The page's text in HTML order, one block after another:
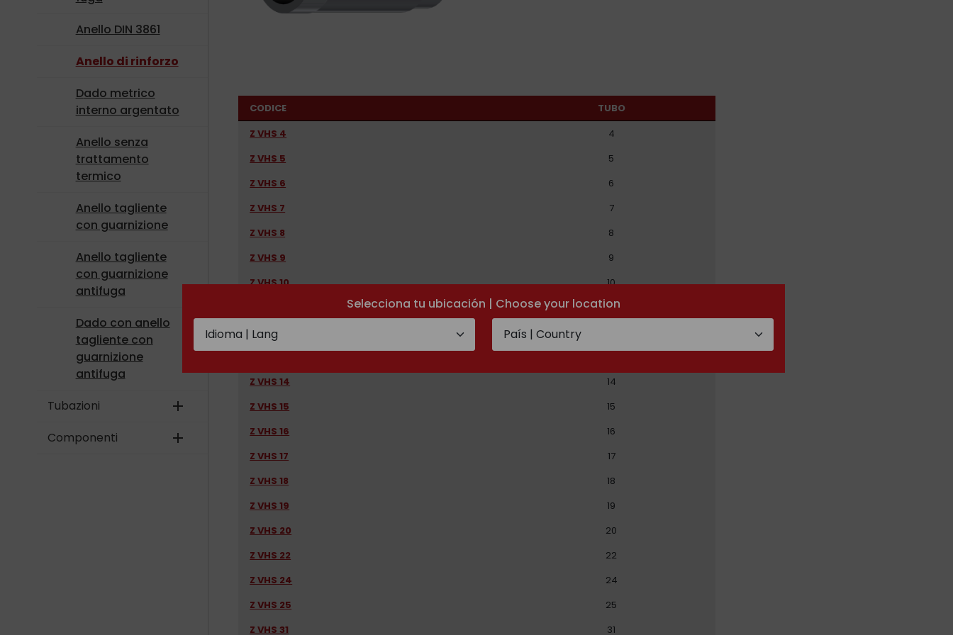
Selecciona tu ubicación | Choose your location
Anello DIN 3861
Anello di rinforzo
Dado metrico
interno argentato
Anello senza
trattamento
termico
Anello tagliente
con guarnizione
Anello tagliente
con guarnizione
antifuga
Dado con anello
tagliente con
guarnizione
antifuga
Tubazioni
add
Componenti add
CODICE
TUBO
Z VHS 4
4
Z VHS 5
5
Z VHS 6
6
Z VHS 7
7
Z VHS 8
8
Z VHS 9
9
Z VHS 10
10
11
Z VHS 12
Z VHS 14
14
Z VHS 15
15
Z VHS 16
16
Z VHS 17
17
Z VHS 18
18
Z VHS 19
19
Z VHS 20
20
Z VHS 22
22
Z VHS 24
24
Z VHS 25
25
Z VHS 31
31